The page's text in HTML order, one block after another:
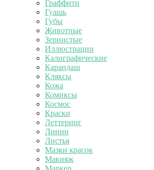
Граффити
Гуашь
Губы
Животные
Зернистые
Иллюстрации
Калиграфические
Карандаш
Кляксы
Кожа
Комиксы
Космос
Краски
Леттеринг
Линии
Листья
Мазки красок
Макияж
Маркер